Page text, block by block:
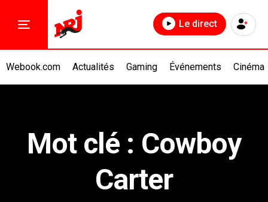
Webook.com Actualités Gaming Événements Cinéma
Le direct
Mot clé : Cowboy
Carter